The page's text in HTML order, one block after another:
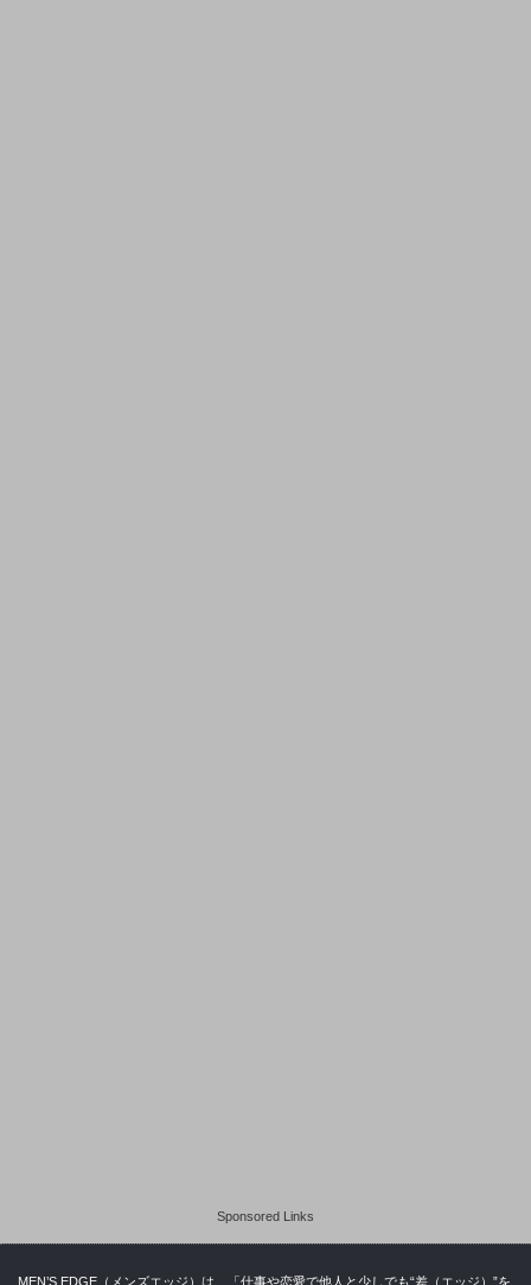
Sponsored Links
MEN’S EDGE（メンズエッジ）は、「仕事や恋愛で他人と少しでも“差（エッジ）”を